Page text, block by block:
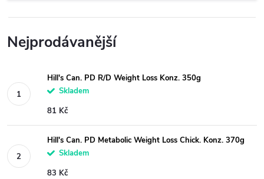
Nejprodávanější
Hill's Can. PD R/D Weight Loss Konz. 350g
Skladem
81 Kč
Hill's Can. PD Metabolic Weight Loss Chick. Konz. 370g
Skladem
83 Kč